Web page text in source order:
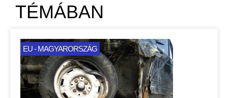
TÉMÁBAN
EU - MAGYARORSZÁG